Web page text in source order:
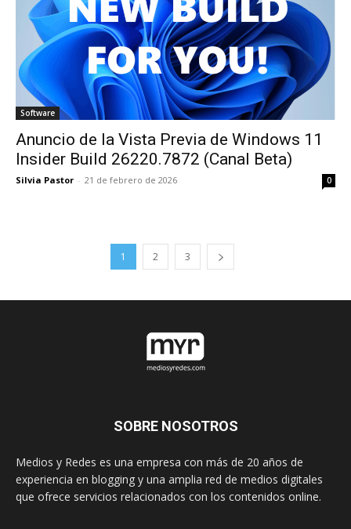
Software
Anuncio de la Vista Previa de Windows 11
Insider Build 26220.7872 (Canal Beta)
Silvia Pastor - 21 de febrero de 2026 0
1 2 3
SOBRE NOSOTROS
Medios y Redes es una empresa con más de 20 años de
experiencia en blogging y una amplia red de medios digitales
que ofrece servicios relacionados con los contenidos online.